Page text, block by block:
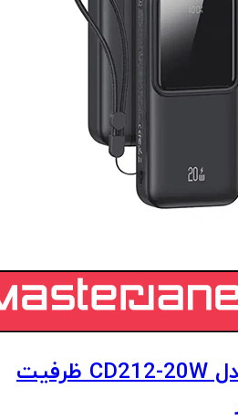
پاوربانک یوسمز مدل CD212-20W ظرفیت